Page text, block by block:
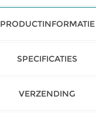
PRODUCTINFORMATIE
SPECIFICATIES
VERZENDING